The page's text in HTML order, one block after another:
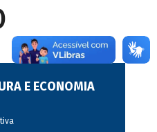
E ECONOMIA